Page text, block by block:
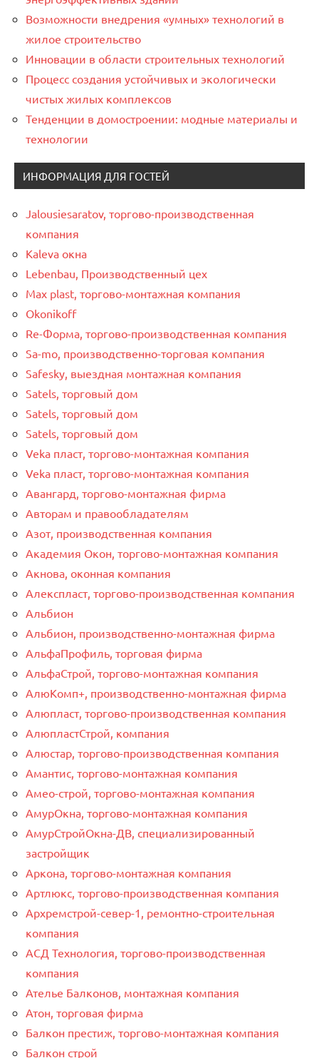
Возможности внедрения «умных» технологий в
жилое строительство
Инновации в области строительных технологий
Процесс создания устойчивых и экологически
чистых жилых комплексов
Тенденции в домостроении: модные материалы и
технологии
ИНФОРМАЦИЯ ДЛЯ ГОСТЕЙ
Jalousiesaratov, торгово-производственная
компания
Kaleva окна
Lebenbau, Производственный цех
Max plast, торгово-монтажная компания
Okonikoff
Re-Форма, торгово-производственная компания
Sa-mo, производственно-торговая компания
Safesky, выездная монтажная компания
Satels, торговый дом
Satels, торговый дом
Satels, торговый дом
Veka пласт, торгово-монтажная компания
Veka пласт, торгово-монтажная компания
Авангард, торгово-монтажная фирма
Авторам и правообладателям
Азот, производственная компания
Академия Окон, торгово-монтажная компания
Акнова, оконная компания
Алекспласт, торгово-производственная компания
Альбион
Альбион, производственно-монтажная фирма
АльфаПрофиль, торговая фирма
АльфаСтрой, торгово-монтажная компания
АлюКомп+, производственно-монтажная фирма
Алюпласт, торгово-производственная компания
АлюпластСтрой, компания
Алюстар, торгово-производственная компания
Амантис, торгово-монтажная компания
Амео-строй, торгово-монтажная компания
АмурОкна, торгово-монтажная компания
АмурСтройОкна-ДВ, специализированный
застройщик
Аркона, торгово-монтажная компания
Артлюкс, торгово-производственная компания
Архремстрой-север-1, ремонтно-строительная
компания
АСД Технология, торгово-производственная
компания
Ателье Балконов, монтажная компания
Атон, торговая фирма
Балкон престиж, торгово-монтажная компания
Балкон строй